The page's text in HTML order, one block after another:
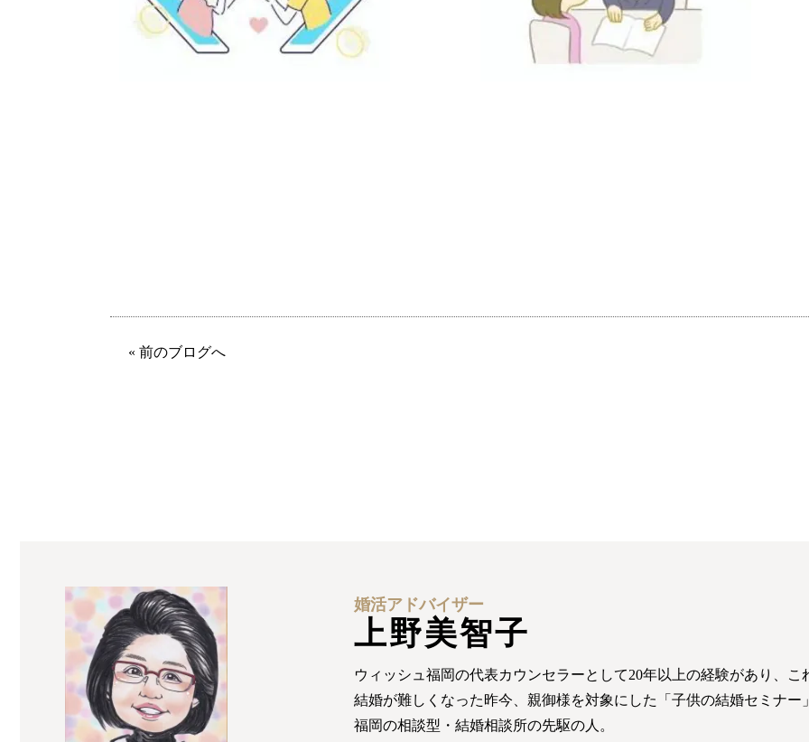
« 前のブログへ
婚活アドバイザー
上野美智子
ウィッシュ福岡の代表カウンセラーとして20年以上の経験があり、こ
結婚が難しくなった昨今、親御様を対象にした「子供の結婚セミナー
福岡の相談型・結婚相談所の先駆の人。